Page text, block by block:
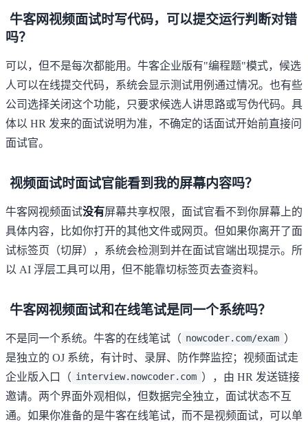
牛客网视频面试时写代码，可以提交运行判断对错
吗？
可以，但不是每次都能用。牛客企业版有"编程题"模式，候选
人可以在线提交代码，系统会显示测试用例通过情况。也有些
公司选择关闭这个功能，只要求候选人讲思路或写伪代码。具
体以 HR 发来的面试说明为准，不确定的话面试开始前直接问
面试官。
视频面试时面试官能看到我的屏幕内容吗？
牛客网视频面试没有屏幕共享权限，面试官看不到你屏幕上的
具体内容，比如你打开的其他文件或网页。但如果你离开了面
试标签页（切屏），系统会检测到并在面试官端出现提示。所
以 AI 浮层工具可以用，但不能靠切标签页去查资料。
牛客网视频面试和在线笔试是同一个系统吗？
不是同一个系统。牛客的在线笔试（ nowcoder.com/exam ）
是独立的 OJ 系统，有计时、录屏、防作弊监控；视频面试走
企业版入口（ interview.nowcoder.com ），由 HR 发送链接
邀请。两个界面外观相似，但数据完全独立，面试状态不互
通。如果你准备的是牛客在线笔试，而不是视频面试，可以单